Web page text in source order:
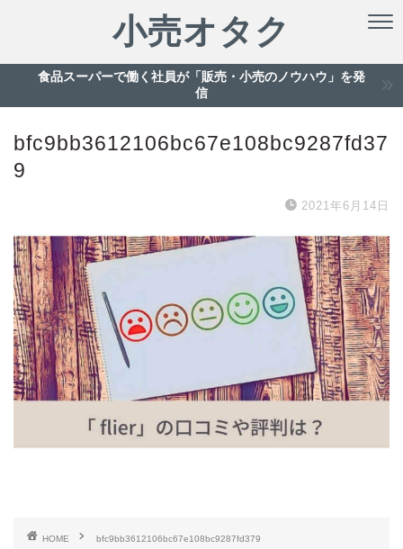
小売オタク
食品スーパーで働く社員が「販売・小売のノウハウ」を発
信
bfc9bb3612106bc67e108bc9287fd37
9
2021年6月14日
HOME bfc9bb3612106bc67e108bc9287fd379